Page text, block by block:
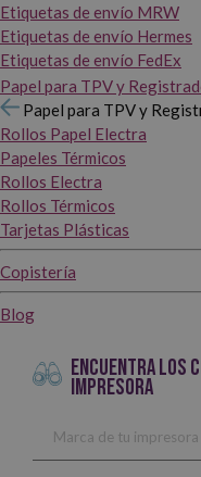
Etiquetas de envío MRW
Etiquetas de envío Hermes
Etiquetas de envío FedEx
Papel para TPV y
Papel para TPV y
Rollos Papel Electra
Papeles Térmicos
Rollos Electra
Rollos Térmicos
Tarjetas Plásticas
Copistería
Blog
ENCUENTRA LOS
IMPRESORA